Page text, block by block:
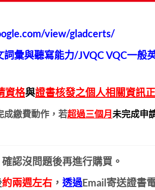
view/gladcerts/
詞彙與聽寫能力/JVQC VQC一
資格與證書核發之個人相關資訊
成繳費動作，若超過三個月未完成申
確認沒問題後再進行購買。
約兩週左右 ， 透過Email寄送證書